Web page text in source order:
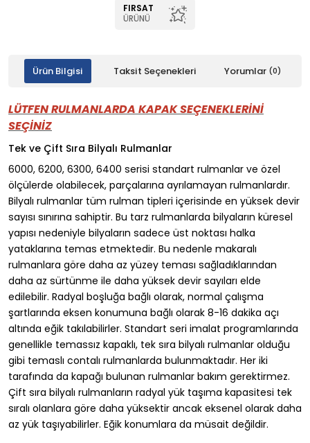
FIRSAT
ÜRÜNÜ
Ürün Bilgisi Taksit Seçenekleri Yorumlar (0)
LÜTFEN RULMANLARDA KAPAK SEÇENEKLERİNİ
SEÇİNİZ
Tek ve Çift Sıra Bilyalı Rulmanlar
6000, 6200, 6300, 6400 serisi standart rulmanlar ve özel
ölçülerde olabilecek, parçalarına ayrılamayan rulmanlardır.
Bilyalı rulmanlar tüm rulman tipleri içerisinde en yüksek devir
sayısı sınırına sahiptir. Bu tarz rulmanlarda bilyaların küresel
yapısı nedeniyle bilyaların sadece üst noktası halka
yataklarına temas etmektedir. Bu nedenle makaralı
rulmanlara göre daha az yüzey teması sağladıklarından
daha az sürtünme ile daha yüksek devir sayıları elde
edilebilir. Radyal boşluğa bağlı olarak, normal çalışma
şartlarında eksen konumuna bağlı olarak 8-16 dakika açı
altında eğik takılabilirler. Standart seri imalat programlarında
genellikle temassız kapaklı, tek sıra bilyalı rulmanlar olduğu
gibi temaslı contalı rulmanlarda bulunmaktadır. Her iki
tarafında da kapağı bulunan rulmanlar bakım gerektirmez.
Çift sıra bilyalı rulmanların radyal yük taşıma kapasitesi tek
sıralı olanlara göre daha yüksektir ancak eksenel olarak daha
az yük taşıyabilirler. Eğik konumlara da müsait değildir.